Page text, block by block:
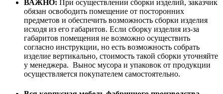
ВАЖНО: При осуществлении сборки изделий, заказчик
обязан освободить помещение от посторонних
предметов и обеспечить возможность сборки изделия
исходя из его габаритов. Если сборку изделия из-за
габаритов помещения не возможно осуществить
согласно инструкции, но есть возможность собрать
изделие вертикально, стоимость такой сборки уточняйте
у менеджера. Вынос мусора и упаковок от продукции
осуществляется покупателем самостоятельно.